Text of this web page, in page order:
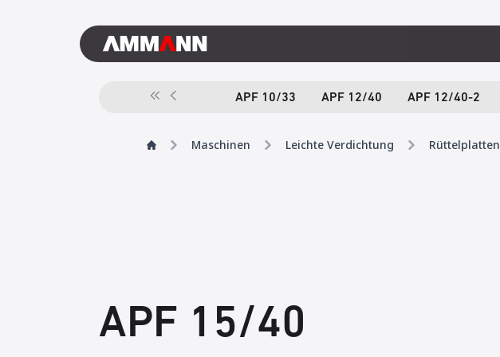
APF 10/33 APF 12/40 APF 12/40-2
Maschinen Leichte Verdichtung Rüttelplatten
APF 15/40